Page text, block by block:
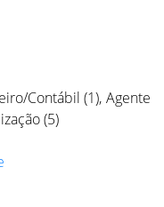
Contábil (1), Agente
(5)